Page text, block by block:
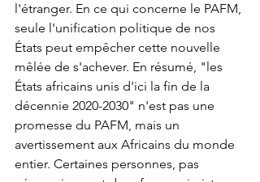
l'étranger. En ce qui concerne le PAFM,
seule l'unification politique de nos
États peut empêcher cette nouvelle
mêlée de s'achever. En résumé, "les
États africains unis d'ici la fin de la
décennie 2020-2030" n'est pas une
promesse du PAFM, mais un
avertissement aux Africains du monde
entier. Certaines personnes, pas